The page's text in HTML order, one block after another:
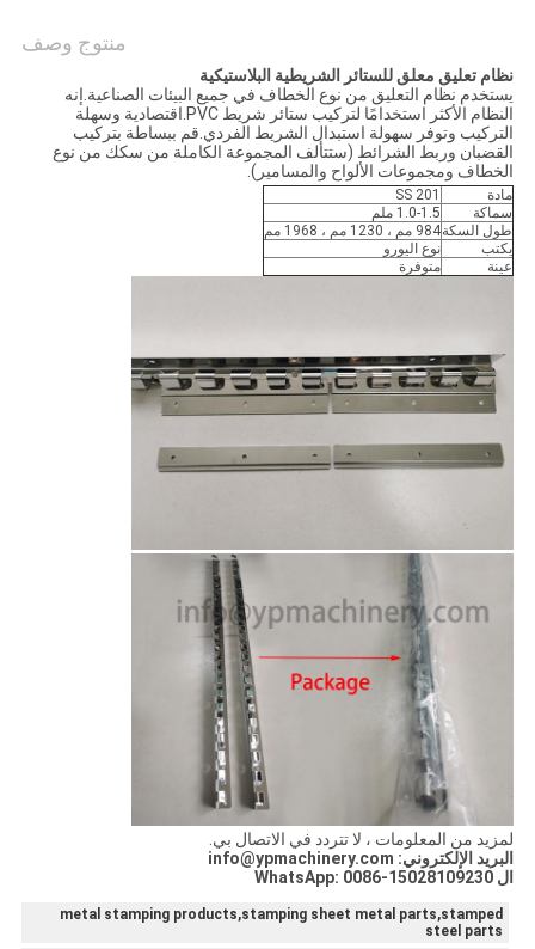
منتوج وصف
نظام تعليق معلق للستائر الشريطية البلاستيكية
يستخدم نظام التعليق من نوع الخطاف في جميع البيئات الصناعية.إنه
النظام الأكثر استخدامًا لتركيب ستائر شريط PVC.اقتصادية وسهلة
التركيب وتوفر سهولة استبدال الشريط الفردي.قم ببساطة بتركيب
القضبان وربط الشرائط (ستتألف المجموعة الكاملة من سكك من نوع
الخطاف ومجموعات الألواح والمسامير).
مادة
SS 201
سماكة
1.0-1.5 ملم
طول السكة984 مم ، 1230 مم ، 1968 مم
يكتب
نوع اليورو
عينة
متوفرة
لمزيد من المعلومات ، لا تتردد في الاتصال بي.
البريد الإلكتروني: info@ypmachinery.com
ال WhatsApp: 0086-15028109230
metal stamping products,stamping sheet metal parts,stamped
steel parts